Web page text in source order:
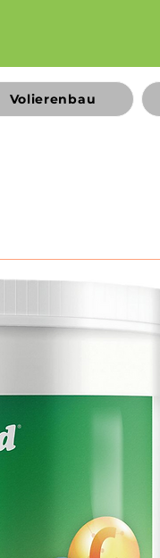
Volierenbau